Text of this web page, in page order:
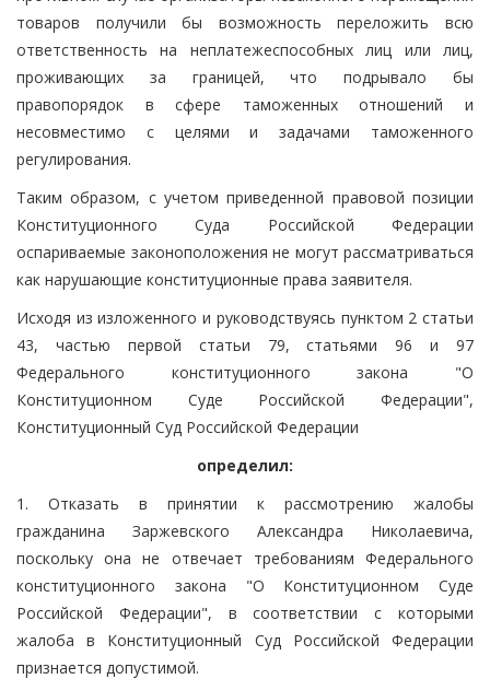
товаров получили бы возможность переложить всю
ответственность на неплатежеспособных лиц или лиц,
проживающих за границей, что подрывало бы
правопорядок в сфере таможенных отношений и
несовместимо с целями и задачами таможенного
регулирования.
Таким образом, с учетом приведенной правовой позиции
Конституционного Суда Российской Федерации
оспариваемые законоположения не могут рассматриваться
как нарушающие конституционные права заявителя.
Исходя из изложенного и руководствуясь пунктом 2 статьи
43, частью первой статьи 79, статьями 96 и 97
Федерального конституционного закона "О
Конституционном Суде Российской Федерации",
Конституционный Суд Российской Федерации
определил:
1. Отказать в принятии к рассмотрению жалобы
гражданина Заржевского Александра Николаевича,
поскольку она не отвечает требованиям Федерального
конституционного закона "О Конституционном Суде
Российской Федерации", в соответствии с которыми
жалоба в Конституционный Суд Российской Федерации
признается допустимой.